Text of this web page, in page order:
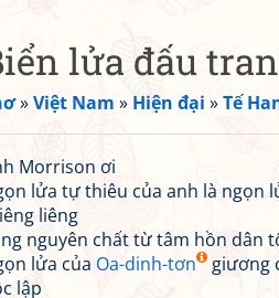
lửa đấu
»Việt Nam » Hiện đại »Tế
Morrison ơi
lửa tự thiêu của anh là ngọn
liêng
nguyên chất từ tâm hồn dân
lửa của Oa-dinh-tơn
giương
lập